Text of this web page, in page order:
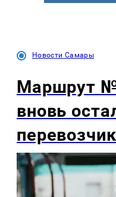
Новости Самары
Маршрут
вновь